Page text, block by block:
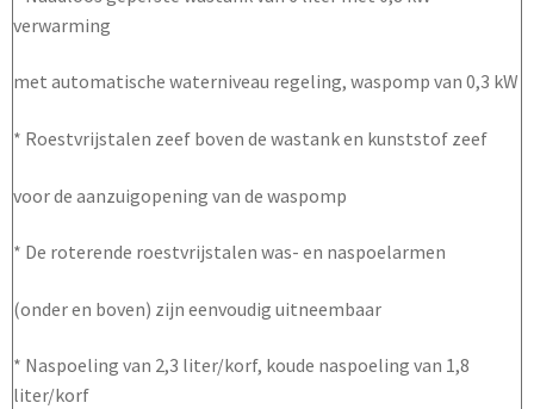
verwarming
met automatische waterniveau regeling, waspomp van 0,3 kW
* Roestvrijstalen zeef boven de wastank en kunststof zeef
voor de aanzuigopening van de waspomp
* De roterende roestvrijstalen was- en naspoelarmen
(onder en boven) zijn eenvoudig uitneembaar
* Naspoeling van 2,3 liter/korf, koude naspoeling van 1,8
liter/korf